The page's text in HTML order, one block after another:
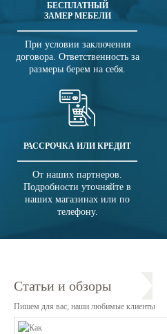
БЕСПЛАТНЫЙ
ЗАМЕР МЕБЕЛИ
При условии заключения
договора. Ответственность за
размеры берем на себя.
РАССРОЧКА ИЛИ КРЕДИТ
От наших партнеров.
Подробности уточняйте в
наших магазинах или по
телефону.
Статьи и обзоры
Пишем для вас, наши любимые клиенты